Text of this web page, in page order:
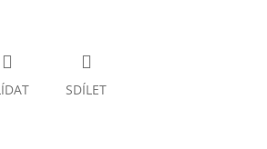
SDÍLET